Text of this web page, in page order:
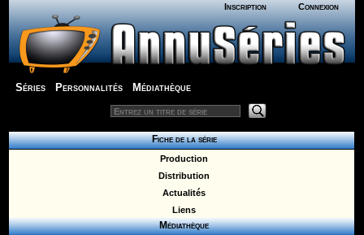
Inscription Connexion
Séries Personnalités Médiathèque
Fiche de la série
Production
Distribution
Actualités
Liens
Médiathèque